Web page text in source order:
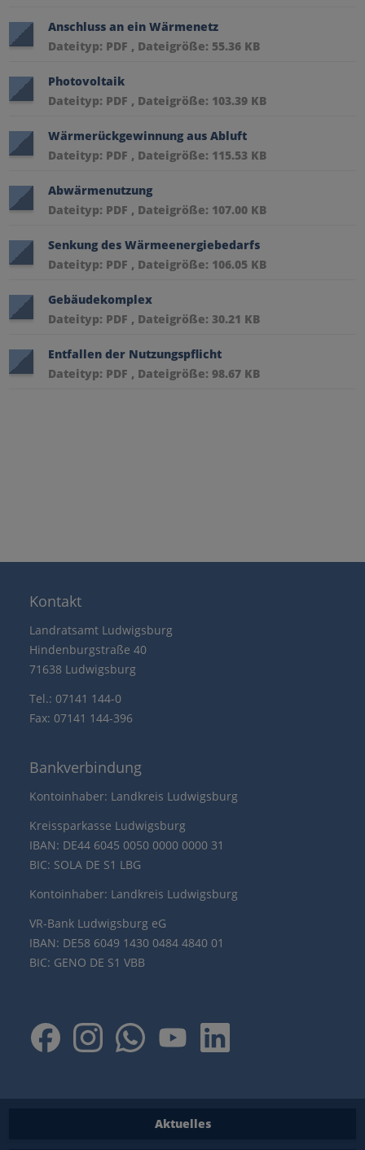
Anschluss an ein Wärmenetz
Dateityp: PDF , Dateigröße: 55.36 KB
Photovoltaik
Dateityp: PDF , Dateigröße: 103.39 KB
Wärmerückgewinnung aus Abluft
Dateityp: PDF , Dateigröße: 115.53 KB
Abwärmenutzung
Dateityp: PDF , Dateigröße: 107.00 KB
Senkung des Wärmeenergiebedarfs
Dateityp: PDF , Dateigröße: 106.05 KB
Gebäudekomplex
Dateityp: PDF , Dateigröße: 30.21 KB
Entfallen der Nutzungspflicht
Dateityp: PDF , Dateigröße: 98.67 KB
Kontakt
Landratsamt Ludwigsburg
Hindenburgstraße 40
71638 Ludwigsburg
Tel.: 07141 144-0
Fax: 07141 144-396
Bankverbindung
Kontoinhaber: Landkreis Ludwigsburg
Kreissparkasse Ludwigsburg
IBAN: DE44 6045 0050 0000 0000 31
BIC: SOLA DE S1 LBG
Kontoinhaber: Landkreis Ludwigsburg
VR-Bank Ludwigsburg eG
IBAN: DE58 6049 1430 0484 4840 01
BIC: GENO DE S1 VBB
Aktuelles